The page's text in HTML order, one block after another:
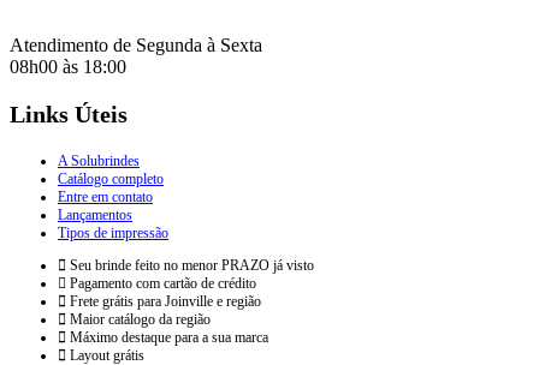
Atendimento de Segunda à Sexta
08h00 às 18:00
Links Úteis
A Solubrindes
Catálogo completo
Entre em contato
Lançamentos
Tipos de impressão
Seu brinde feito no menor PRAZO já visto
Pagamento com cartão de crédito
Frete grátis para Joinville e região
Maior catálogo da região
Máximo destaque para a sua marca
Layout grátis